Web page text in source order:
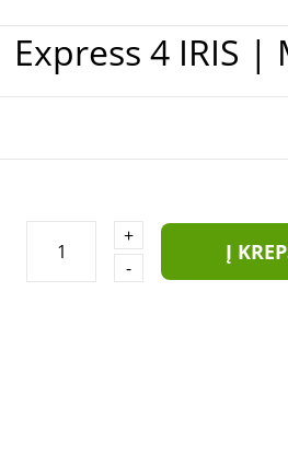
IRIS | IRIScan |
+
-
Į